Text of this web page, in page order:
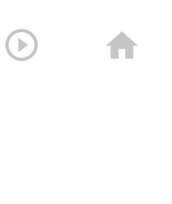
التي اغرقتها القوات